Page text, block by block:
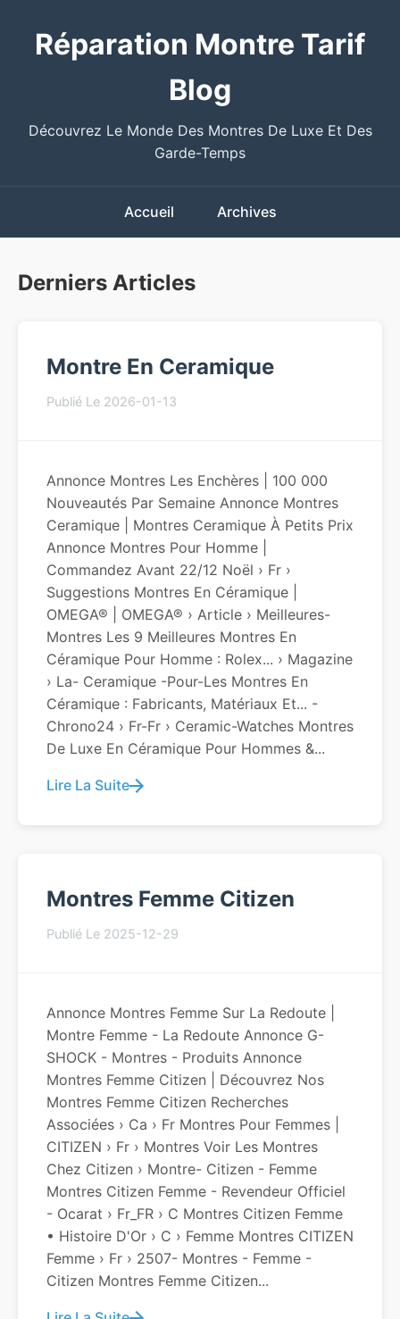
Réparation Montre Tarif
Blog
Découvrez Le Monde Des Montres De Luxe Et Des
Garde-Temps
Accueil Archives
Derniers Articles
Montre En Ceramique
Publié Le 2026-01-13
Annonce Montres Les Enchères | 100 000
Nouveautés Par Semaine Annonce Montres
Ceramique | Montres Ceramique À Petits Prix
Annonce Montres Pour Homme |
Commandez Avant 22/12 Noël › Fr ›
Suggestions Montres En Céramique |
OMEGA® | OMEGA® › Article › Meilleures-
Montres Les 9 Meilleures Montres En
Céramique Pour Homme : Rolex... › Magazine
› La- Ceramique -pour-Les Montres En
Céramique : Fabricants, Matériaux Et... -
Chrono24 › Fr-Fr › Ceramic-Watches Montres
De Luxe En Céramique Pour Hommes &...
Lire La Suite
Montres Femme Citizen
Publié Le 2025-12-29
Annonce Montres Femme Sur La Redoute |
Montre Femme - La Redoute Annonce G-
SHOCK - Montres - Produits Annonce
Montres Femme Citizen | Découvrez Nos
Montres Femme Citizen Recherches
Associées › Ca › Fr Montres Pour Femmes |
CITIZEN › Fr › Montres Voir Les Montres
Chez Citizen › Montre- Citizen - Femme
Montres Citizen Femme - Revendeur Officiel
- Ocarat › Fr_FR › C Montres Citizen Femme
• Histoire D'Or › C › Femme Montres CITIZEN
Femme › Fr › 2507- Montres - Femme -
Citizen Montres Femme Citizen...